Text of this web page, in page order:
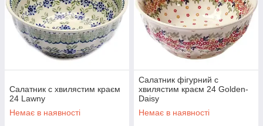
Салатник c хвилястим краєм
24 Lawny
Немає в наявності
Салатник фігурний c
хвилястим краєм 24 Golden-
Daisy
Немає в наявності